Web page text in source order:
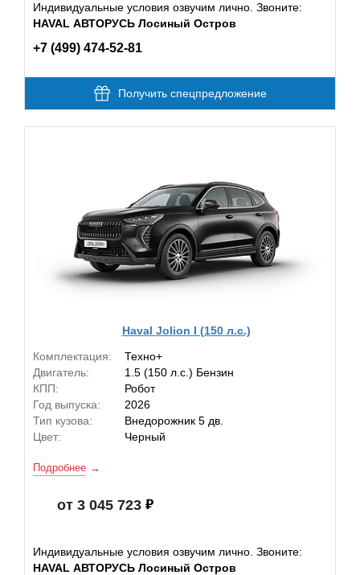
Индивидуальные условия озвучим лично. Звоните:
HAVAL АВТОРУСЬ Лосиный Остров
+7 (499) 474-52-81
Получить спецпредложение
Haval Jolion I (150 л.с.)
Комплектация:
Техно+
Двигатель:
1.5 (150 л.с.) Бензин
КПП:
Робот
Год выпуска:
2026
Тип кузова:
Внедорожник 5 дв.
Цвет:
Черный
Подробнее
от 3 045 723
Индивидуальные условия озвучим лично. Звоните:
HAVAL АВТОРУСЬ Лосиный Остров